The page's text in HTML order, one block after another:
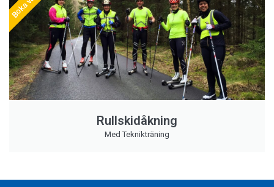
Rullskidåkning
Med Teknikträning